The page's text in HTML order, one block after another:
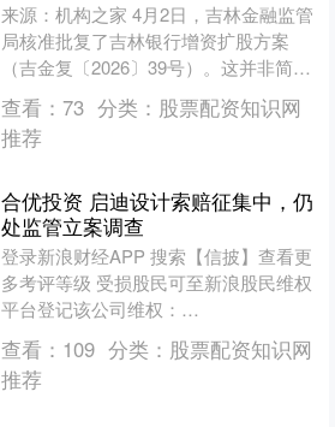
来源：机构之家 4月2日，吉林金融监管
局核准批复了吉林银行增资扩股方案
（吉金复〔2026〕39号）。这并非简单
的增资方案，而是这家省属城商行，在
过去多年持续外源....
查看： 73 分类： 股票配资知识网
推荐
合优投资 启迪设计索赔征集中，仍
处监管立案调查
登录新浪财经APP 搜索【信披】查看更
多考评等级 受损股民可至新浪股民维权
平台登记该公司维权：
http://wq.finance.sina.com.cn/ 关注....
查看： 109 分类： 股票配资知识网
推荐